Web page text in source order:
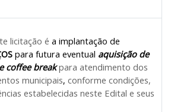
licitação é a implantação de
para futura eventual aquisição de
coffee breakpara atendimento dos
municipais, conforme condições,
estabelecidas neste Edital e seus